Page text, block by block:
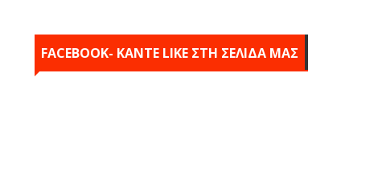
FACEBOOK- KANTE LIKE ΣΤΗ ΣΕΛΙΔΑ ΜΑΣ